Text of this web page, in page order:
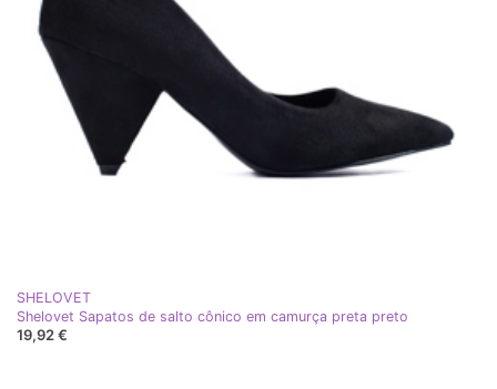
SHELOVET
Shelovet Sapatos de salto cônico em camurça preta preto
19,92 €